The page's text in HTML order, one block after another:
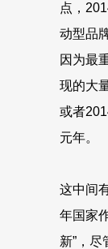
点，
动型品
因为最
现的大
或者
元年。
这中间
年国家
新”，